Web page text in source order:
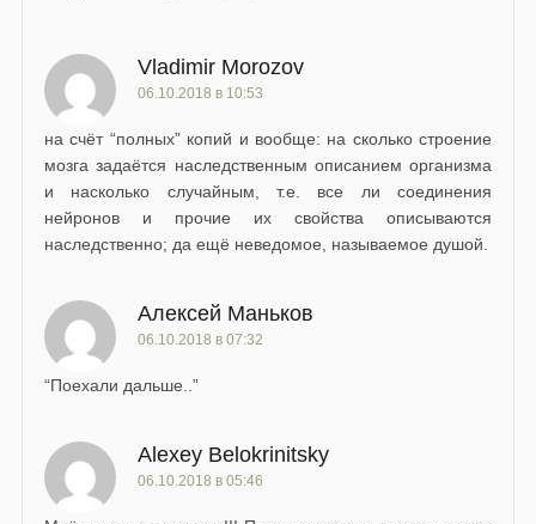
Vladimir Morozov
06.10.2018 в 10:53
на счёт “полных” копий и вообще: на сколько строение
мозга задаётся наследственным описанием организма
и насколько случайным, т.е. все ли соединения
нейронов и прочие их свойства описываются
наследственно; да ещё неведомое, называемое душой.
Алексей Маньков
06.10.2018 в 07:32
“Поехали дальше..”
Alexey Belokrinitsky
06.10.2018 в 05:46